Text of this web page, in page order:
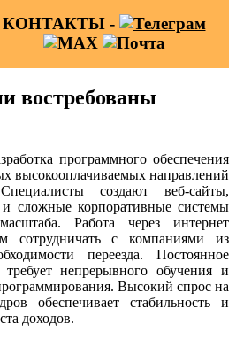
КОНТАКТЫ -
востребованы
программного обеспечения
высокооплачиваемых направлений
создают веб-сайты,
сложные корпоративные системы
Работа через интернет
сотрудничать с компаниями из
переезда. Постоянное
непрерывного обучения и
Высокий спрос на
обеспечивает стабильность и
доходов.